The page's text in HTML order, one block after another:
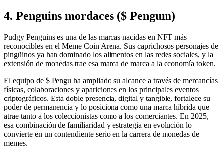
4. Penguins mordaces ($ Pengum)
Pudgy Penguins es una de las marcas nacidas en NFT más
reconocibles en el Meme Coin Arena. Sus caprichosos personajes de
pingüinos ya han dominado los alimentos en las redes sociales, y la
extensión de monedas trae esa marca de marca a la economía token.
El equipo de $ Pengu ha ampliado su alcance a través de mercancías
físicas, colaboraciones y apariciones en los principales eventos
criptográficos. Esta doble presencia, digital y tangible, fortalece su
poder de permanencia y lo posiciona como una marca híbrida que
atrae tanto a los coleccionistas como a los comerciantes. En 2025,
esa combinación de familiaridad y estrategia en evolución lo
convierte en un contendiente serio en la carrera de monedas de
memes.